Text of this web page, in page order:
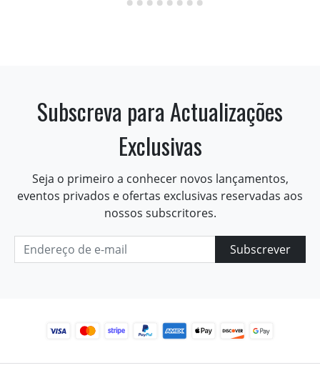
Subscreva para Actualizações
Exclusivas
Seja o primeiro a conhecer novos lançamentos,
eventos privados e ofertas exclusivas reservadas aos
nossos subscritores.
Subscrever